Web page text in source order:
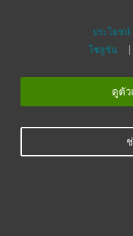
ประโยชน์
โซลูชัน
ดูตัว